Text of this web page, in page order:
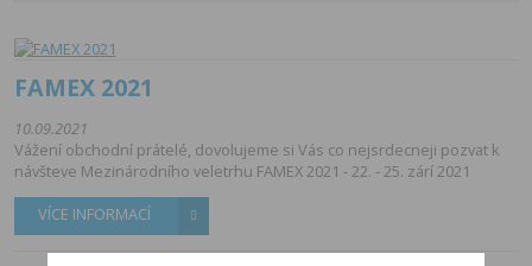
FAMEX 2021
10.09.2021
Vážení obchodní prátelé, dovolujeme si Vás co nejsrdecneji pozvat k
návšteve Mezinárodního veletrhu FAMEX 2021 - 22. - 25. zárí 2021
VÍCE INFORMACÍ